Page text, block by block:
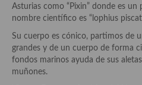
Viajes eno-gastro-turísticos
Las opiniones de la «Cocinera»
Prensa
Asturias como “Pixin” donde es un
nombre científico es “lophius
Su cuerpo es cónico, partimos de
grandes y de un cuerpo de forma
fondos marinos ayuda de sus
muñones.